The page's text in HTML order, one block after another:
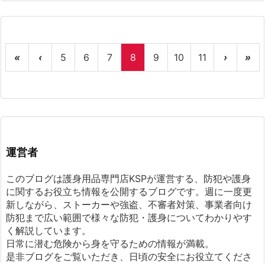
« ‹ 5 6 7 8 9 10 11 › »
運営者
このブログは護身用品専門店KSPが運営する、防犯や護身
に関するお役立ち情報を公開するブログです。週に一度更
新しながら、ストーカーや強盗、不審者対策、事業者向け
防犯まで広い範囲で様々な防犯・護身についてわかりやす
く解説しています。
日常に潜む危険から身を守るための情報が満載。
是非ブログをご覧いただき、日頃の安全にお役立てくださ